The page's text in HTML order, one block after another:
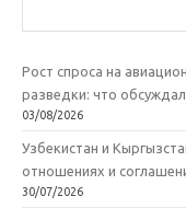
Рост спроса на
разведки: что
03/08/2026
Узбекистан и
отношениях и
30/07/2026